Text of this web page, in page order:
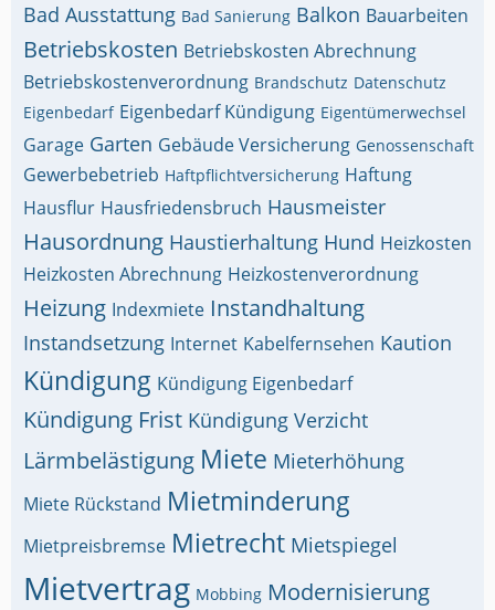
Bad Ausstattung Bad Sanierung Balkon Bauarbeiten
Betriebskosten Betriebskosten Abrechnung
Betriebskostenverordnung Brandschutz Datenschutz
Eigenbedarf Eigenbedarf Kündigung Eigentümerwechsel
Garage Garten Gebäude Versicherung Genossenschaft
Gewerbebetrieb Haftpflichtversicherung Haftung
Hausflur Hausfriedensbruch Hausmeister
Hausordnung Haustierhaltung Hund Heizkosten
Heizkosten Abrechnung Heizkostenverordnung
Heizung Indexmiete Instandhaltung
Instandsetzung Internet Kabelfernsehen Kaution
Kündigung Kündigung Eigenbedarf
Kündigung Frist Kündigung Verzicht
Lärmbelästigung Miete Mieterhöhung
Miete Rückstand Mietminderung
Mietpreisbremse Mietrecht Mietspiegel
Mietvertrag Mobbing Modernisierung